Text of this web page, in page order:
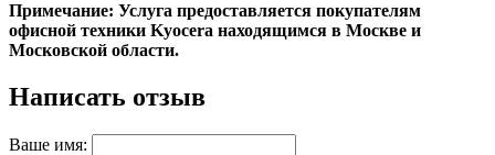
Примечание: Услуга предоставляется покупателям
офисной техники Kyocera находящимся в Москве и
Московской области.
Написать отзыв
Ваше имя: